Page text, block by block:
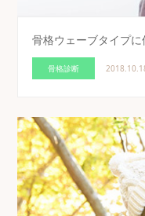
骨格ウェーブタイプに
骨格診断